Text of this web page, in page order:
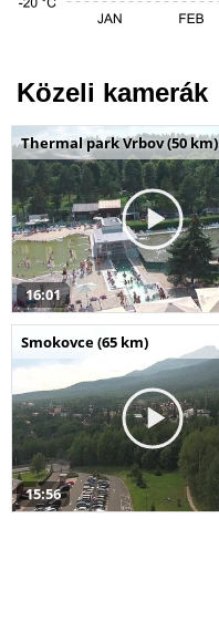
Közeli kamerák
Thermal park Vrbov (50 km)
16:01
Smokovce (65 km)
15:56